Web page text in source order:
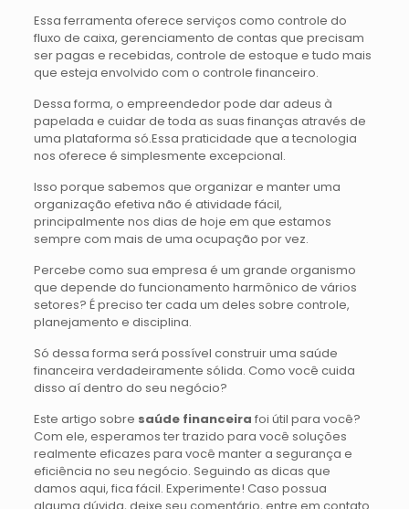
Essa ferramenta oferece serviços como controle do
fluxo de caixa, gerenciamento de contas que precisam
ser pagas e recebidas, controle de estoque e tudo mais
que esteja envolvido com o controle financeiro.
Dessa forma, o empreendedor pode dar adeus à
papelada e cuidar de toda as suas finanças através de
uma plataforma só.Essa praticidade que a tecnologia
nos oferece é simplesmente excepcional.
Isso porque sabemos que organizar e manter uma
organização efetiva não é atividade fácil,
principalmente nos dias de hoje em que estamos
sempre com mais de uma ocupação por vez.
Percebe como sua empresa é um grande organismo
que depende do funcionamento harmônico de vários
setores? É preciso ter cada um deles sobre controle,
planejamento e disciplina.
Só dessa forma será possível construir uma saúde
financeira verdadeiramente sólida. Como você cuida
disso aí dentro do seu negócio?
Este artigo sobre saúde financeira foi útil para você?
Com ele, esperamos ter trazido para você soluções
realmente eficazes para você manter a segurança e
eficiência no seu negócio. Seguindo as dicas que
damos aqui, fica fácil. Experimente! Caso possua